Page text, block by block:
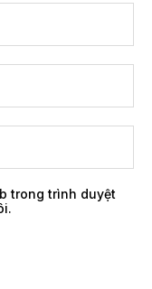
trong trình duyệt